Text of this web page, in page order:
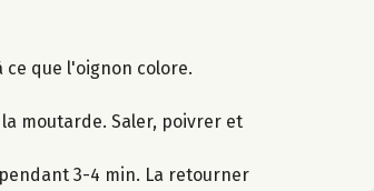
que l'oignon colore.
moutarde. Saler, poivrer et
3-4 min. La retourner